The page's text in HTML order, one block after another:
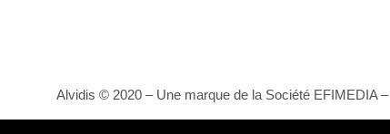
Alvidis © 2020 – Une marque de la Société EFIMEDIA –